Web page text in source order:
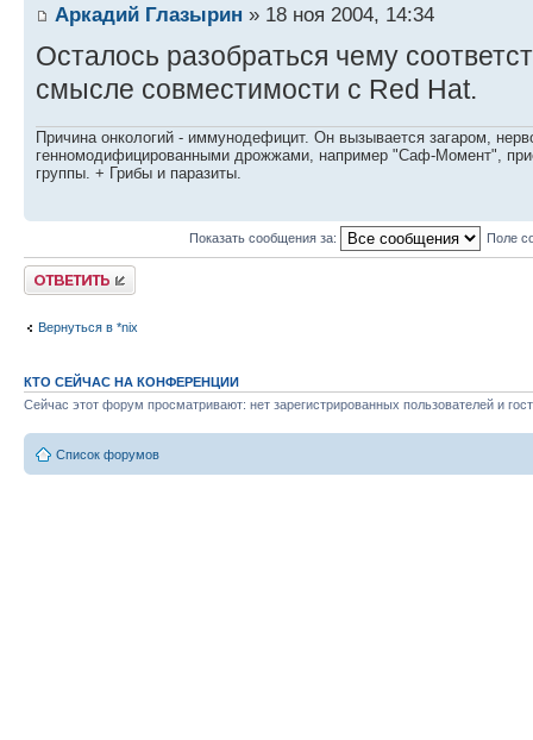
Аркадий Глазырин » 18 ноя 2004, 14:34
Осталось разобраться чему
смысле совместимости с Red Hat.
Причина онкологий - иммунодефицит. Он вызывается загаром,
генномодифицированными дрожжами, например "Саф-Момент",
группы. + Грибы и паразиты.
Показать сообщения за: Поле
Ответить
Вернуться в *nix
КТО СЕЙЧАС НА КОНФЕРЕНЦИИ
Сейчас этот форум просматривают: нет зарегистрированных пользователей и
Список форумов